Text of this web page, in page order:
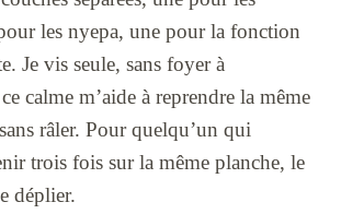
les nyepa, une pour la fonction
Je vis seule, sans foyer à
calme m’aide à reprendre la même
râler. Pour quelqu’un qui
trois fois sur la même planche, le
déplier.